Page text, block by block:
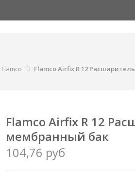
Flamco Flamco Airfix R 12
Flamco Airfix R 12
мембранный бак
104,76 руб